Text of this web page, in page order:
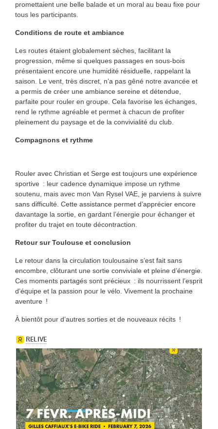
promettaient une belle balade et un moral au beau fixe pour
tous les participants.
Conditions de route et ambiance
Les routes étaient globalement sèches, facilitant la
progression, même si quelques passages en sous-bois
présentaient encore une humidité résiduelle, rappelant la
saison. Le vent, très discret, n’a pas gêné notre avancée et
a permis de créer une ambiance sereine et détendue,
parfaite pour rouler en groupe. Cela favorise les échanges,
rend le rythme agréable et permet à chacun de profiter
pleinement du paysage et de la convivialité du club.
Compagnons et rythme
Rouler avec Christian et Serge est toujours une expérience
sportive : leur cadence dynamique impose un rythme
soutenu, mais avec mon Van Rysel VAE, je parviens à suivre
sans difficulté. Cette assistance permet d’apprécier encore
davantage la sortie, en gardant l’énergie pour échanger et
profiter du trajet en toute décontraction.
Retour sur Toulouse et conclusion
Le retour dans la circulation toulousaine s’est fait sans
encombre, clôturant une sortie conviviale et pleine d’énergie.
Ces moments partagés sont précieux : ils nourrissent l’esprit
d’équipe et la passion pour le vélo. Vivement la prochaine
aventure !
À bientôt pour d’autres sorties et de nouveaux récits !